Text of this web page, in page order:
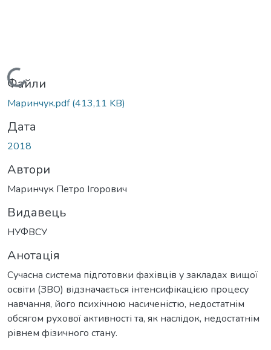
Вантажиться...
Файли
Маринчук.pdf(413,11 KB)
Дата
2018
Автори
Маринчук Петро Ігорович
Видавець
НУФВСУ
Анотація
Сучасна система підготовки фахівців у закладах вищої
освіти (ЗВО) відзначається інтенсифікацією процесу
навчання, його психічною насиченістю, недостатнім
обсягом рухової активності та, як наслідок, недостатнім
рівнем фізичного стану.